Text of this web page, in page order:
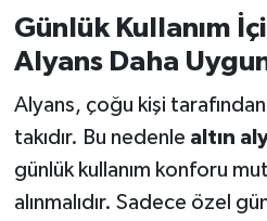
Günlük Kullanım
Alyans Daha
Alyans, çoğu kişi
takıdır. Bu nedenle altın
günlük kullanım konforu
alınmalıdır. Sadece özel